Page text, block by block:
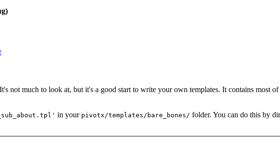
not much to look at, but it's a good start to write your own templates. It contains most
in your pivotx/templates/bare_bones/ folder. You can do this by